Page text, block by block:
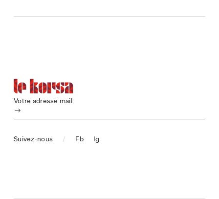
Votre adresse mail
Submit
Suivez-nous / Fb Ig